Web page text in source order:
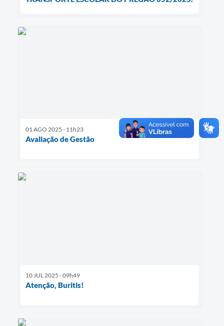
01 AGO 2025 - 11h23
Avaliação de Gestão
10 JUL 2025 - 09h49
Atenção, Buritis!